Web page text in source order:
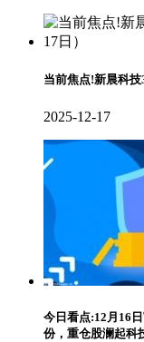
当前焦点!新晨科技
2025-12-17
今日看点:12月16
份，重仓股澜起科